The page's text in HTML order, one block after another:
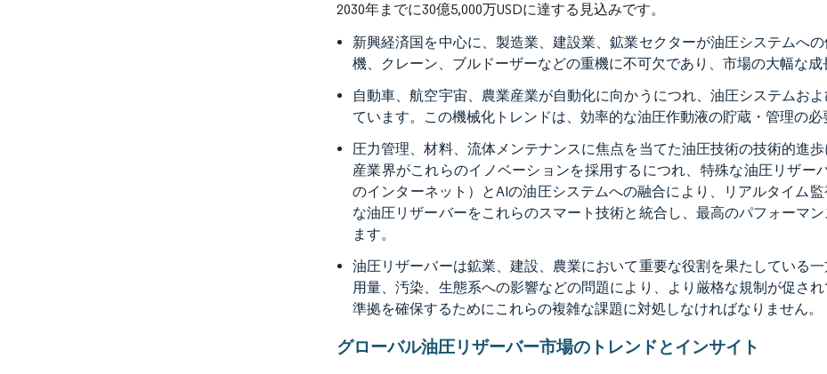
2030年までに30億5,000万USDに達する見込みです。
新興経済国を中心に、製造業、建設業、鉱業セクターが油圧システムへ
機、クレーン、ブルドーザーなどの重機に不可欠であり、市場の大幅な成
自動車、航空宇宙、農業産業が自動化に向かうにつれ、油圧システムお
ています。この機械化トレンドは、効率的な油圧作動液の貯蔵・管理の必
圧力管理、材料、流体メンテナンスに焦点を当てた油圧技術の技術的進
産業界がこれらのイノベーションを採用するにつれ、特殊な油圧リザー
のインターネット）とAIの油圧システムへの融合により、リアルタイム
な油圧リザーバーをこれらのスマート技術と統合し、最高のパフォーマ
ます。
油圧リザーバーは鉱業、建設、農業において重要な役割を果たしている
用量、汚染、生態系への影響などの問題により、より厳格な規制が促さ
準拠を確保するためにこれらの複雑な課題に対処しなければなりません。
グローバル油圧リザーバー市場のトレンドとインサイト